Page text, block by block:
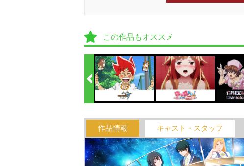
この作品もオススメ
作品情報 キャスト・スタッフ